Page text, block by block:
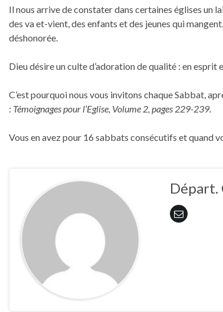
Il nous arrive de constater dans certaines églises un
des va et-vient, des enfants et des jeunes qui
déshonorée.
Dieu désire un culte d’adoration de qualité : en esprit
C’est pourquoi nous vous invitons chaque Sabbat,
: Témoignages pour l’Eglise, Volume 2, pages 229-239.
Vous en avez pour 16 sabbats consécutifs et quand
Départ.